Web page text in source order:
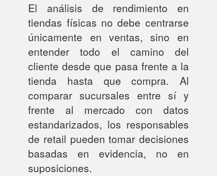
El análisis de rendimiento en
tiendas físicas no debe centrarse
únicamente en ventas, sino en
entender todo el camino del
cliente desde que pasa frente a la
tienda hasta que compra. Al
comparar sucursales entre sí y
frente al mercado con datos
estandarizados, los responsables
de retail pueden tomar decisiones
basadas en evidencia, no en
suposiciones.